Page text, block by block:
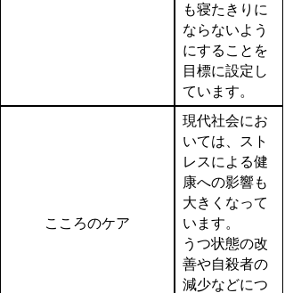
も寝たきりに
ならないよう
にすることを
目標に設定し
ています。
こころのケア
現代社会にお
いては、スト
レスによる健
康への影響も
大きくなって
います。
うつ状態の改
善や自殺者の
減少などにつ